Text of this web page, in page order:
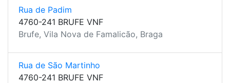
Rua de Padim
4760-241 BRUFE VNF
Brufe, Vila Nova de Famalicão, Braga
Rua de São Martinho
4760-241 BRUFE VNF